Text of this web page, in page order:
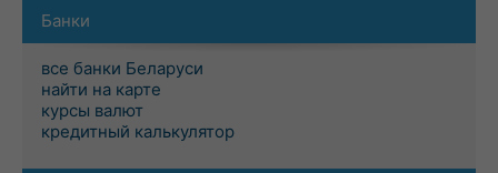
Банки
все банки Беларуси
найти на карте
курсы валют
кредитный калькулятор